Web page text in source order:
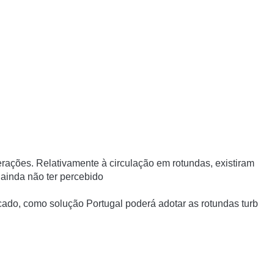
Relativamente à circulação em rotundas, existiram
não ter percebido
como solução Portugal poderá adotar as rotundas